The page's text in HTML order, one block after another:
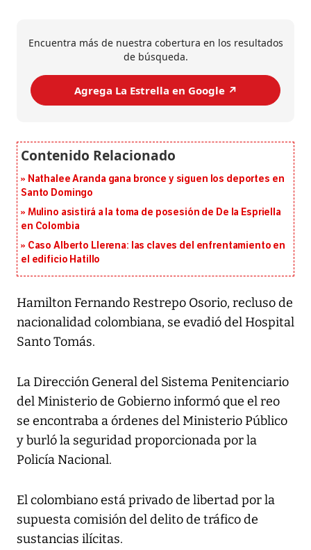
Encuentra más de nuestra cobertura en los resultados
de búsqueda.
Agrega La Estrella en Google ↗️
Nathalee Aranda gana bronce y siguen los deportes en
Santo Domingo
Mulino asistirá a la toma de posesión de De la Espriella
en Colombia
Caso Alberto Llerena: las claves del enfrentamiento en
el edificio Hatillo
Hamilton Fernando Restrepo Osorio, recluso de
nacionalidad colombiana, se evadió del Hospital
Santo Tomás.
La Dirección General del Sistema Penitenciario
del Ministerio de Gobierno informó que el reo
se encontraba a órdenes del Ministerio Público
y burló la seguridad proporcionada por la
Policía Nacional.
El colombiano está privado de libertad por la
supuesta comisión del delito de tráfico de
sustancias ilícitas.